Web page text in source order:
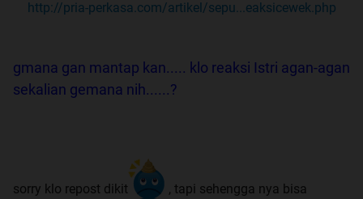
http://pria-perkasa.com/artikel/sepu...eaksicewek.php
gmana gan mantap kan..... klo reaksi Istri agan-agan
sekalian gemana nih......?
sorry klo repost dikit
, tapi sehengga nya bisa